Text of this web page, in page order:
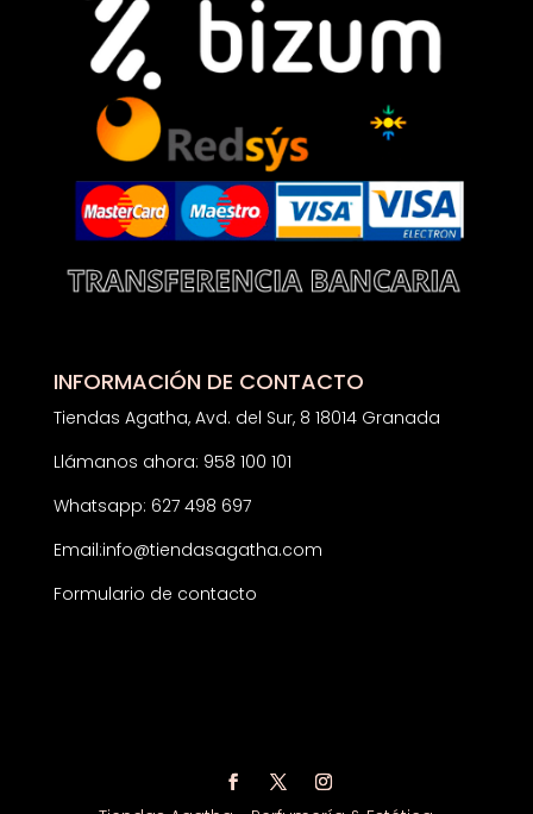
INFORMACIÓN DE CONTACTO
Tiendas Agatha, Avd. del Sur, 8 18014 Granada
Llámanos ahora: 958 100 101
Whatsapp: 627 498 697
Email:info@tiendasagatha.com
Formulario de contacto